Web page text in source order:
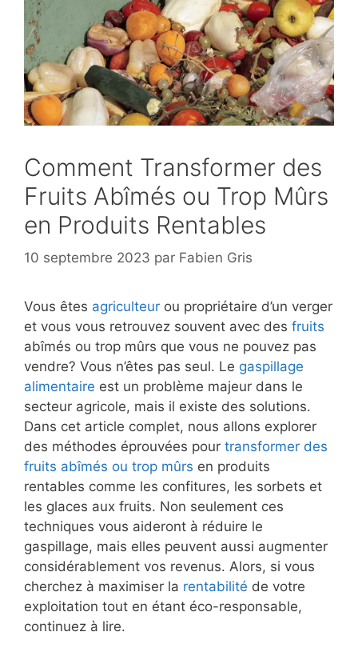
Comment Transformer des
Fruits Abîmés ou Trop Mûrs
en Produits Rentables
10 septembre 2023 par Fabien Gris
Vous êtes agriculteur ou propriétaire d’un verger
et vous vous retrouvez souvent avec des fruits
abîmés ou trop mûrs que vous ne pouvez pas
vendre? Vous n’êtes pas seul. Le gaspillage
alimentaire est un problème majeur dans le
secteur agricole, mais il existe des solutions.
Dans cet article complet, nous allons explorer
des méthodes éprouvées pour transformer des
fruits abîmés ou trop mûrs en produits
rentables comme les confitures, les sorbets et
les glaces aux fruits. Non seulement ces
techniques vous aideront à réduire le
gaspillage, mais elles peuvent aussi augmenter
considérablement vos revenus. Alors, si vous
cherchez à maximiser la rentabilité de votre
exploitation tout en étant éco-responsable,
continuez à lire.